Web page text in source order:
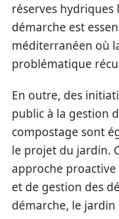
réserves hydriques
démarche est
méditerranéen où
problématique
En outre, des
public à la gestion
compostage sont
le projet du jardin.
approche
et de gestion des
démarche, le